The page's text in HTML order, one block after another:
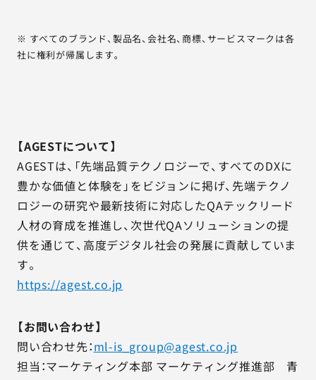
※ すべてのブランド、製品名、会社名、商標、サービスマークは各
社に権利が帰属します。
【AGESTについて】
AGESTは、「先端品質テクノロジーで、すべてのDXに
豊かな価値と体験を」をビジョンに掲げ、先端テクノ
ロジーの研究や最新技術に対応したQAテックリード
人材の育成を推進し、次世代QAソリューションの提
供を通じて、高度デジタル社会の発展に貢献していま
す。
https://agest.co.jp
【お問い合わせ】
問い合わせ先：ml-is_group@agest.co.jp
担当：マーケティング本部 マーケティング推進部 青